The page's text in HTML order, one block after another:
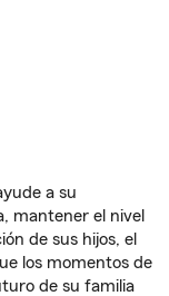
a su
mantener el nivel
de sus hijos, el
los momentos de
de su familia